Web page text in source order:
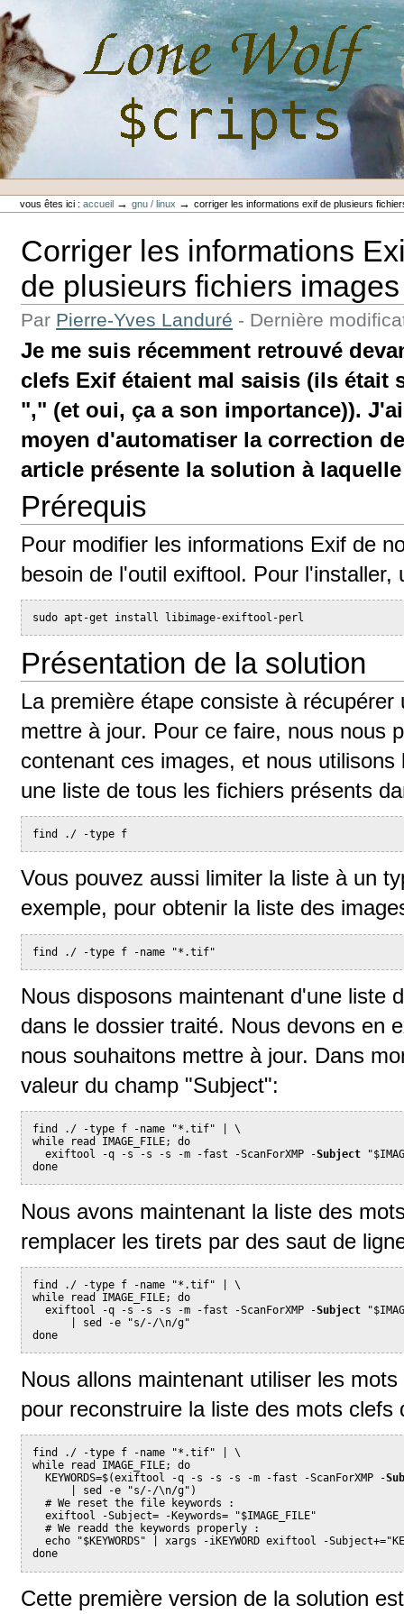
au
contenu.
Aller
à
la
navigation
Outils
personnels
vous êtes ici : accueil →gnu / linux →corriger les informations exif de plusieurs
Corriger les informations
de plusieurs fichiers images
Par Pierre-Yves Landuré - Dernière
Je me suis récemment retrouvé
clefs Exif étaient mal saisis (ils était
"," (et oui, ça a son importance)).
moyen d'automatiser la correction
article présente la solution à
Prérequis
Pour modifier les informations Exif de
besoin de l'outil exiftool. Pour l'installer,
sudo apt-get install libimage-exiftool-perl
Présentation de la solution
La première étape consiste à
mettre à jour. Pour ce faire, nous nous
contenant ces images, et nous
une liste de tous les fichiers présents
find ./ -type f
Vous pouvez aussi limiter la liste à un
exemple, pour obtenir la liste des
find ./ -type f -name "*.tif"
Nous disposons maintenant d'une liste
dans le dossier traité. Nous devons en
nous souhaitons mettre à jour. Dans
valeur du champ "Subject":
find ./ -type f -name "*.tif" | \
while read IMAGE_FILE; do
exiftool -q -s -s -s -m -fast -ScanForXMP -Subject
done
Nous avons maintenant la liste des
remplacer les tirets par des saut de
find ./ -type f -name "*.tif" | \
while read IMAGE_FILE; do
exiftool -q -s -s -s -m -fast -ScanForXMP -Subject
      | sed -e "s/-/\n/g"
done
Nous allons maintenant utiliser les
pour reconstruire la liste des mots clefs
find ./ -type f -name "*.tif" | \
while read IMAGE_FILE; do
KEYWORDS=$(exiftool -q -s -s -s -m -fast -ScanForXMP -
      | sed -e "s/-/\n/g")
  # We reset the file keywords :
  exiftool -Subject= -Keywords= "$IMAGE_FILE"
  # We readd the keywords properly :
echo "$KEYWORDS" | xargs -iKEYWORD exiftool -
done
Cette première version de la solution